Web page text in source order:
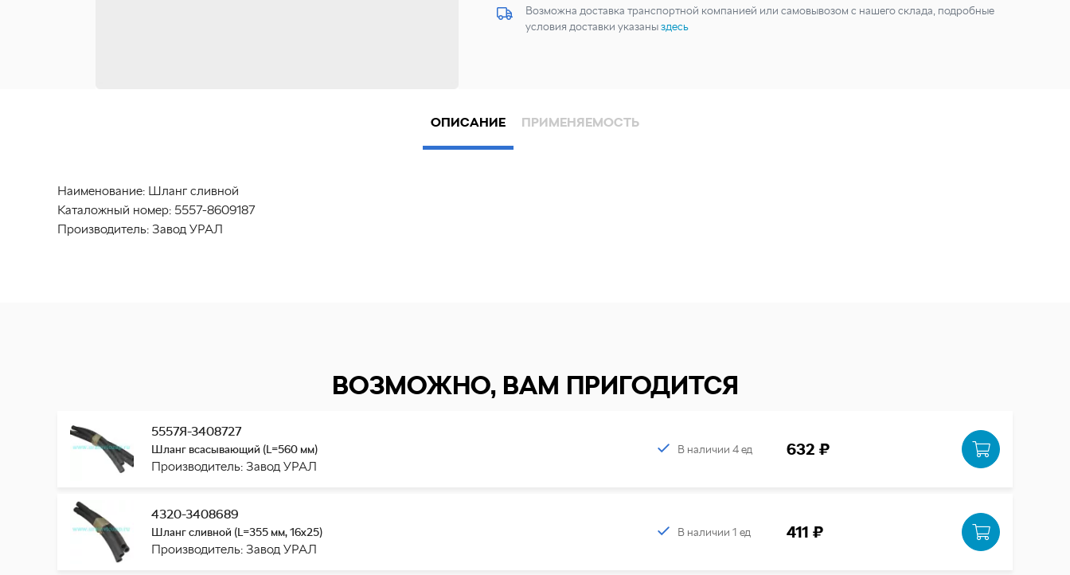
Возможна доставка транспортной компанией или самовывозом с нашего склада, подробные
условия доставки указаныздесь
ОПИСАНИЕ ПРИМЕНЯЕМОСТЬ
Наименование: Шланг сливной
Каталожный номер: 5557-8609187
Производитель: Завод УРАЛ
ВОЗМОЖНО, ВАМ ПРИГОДИТСЯ
5557Я-3408727
Шланг всасывающий (L=560 мм)
Производитель: Завод УРАЛ
В наличии 4 ед 632 ₽
4320-3408689
Шланг сливной (L=355 мм, 16х25)
Производитель: Завод УРАЛ
В наличии 1 ед 411 ₽